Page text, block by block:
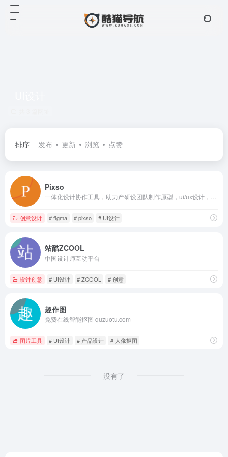
排序 发布 更新 浏览 点赞
Pixso
创意设计 # figma # pixso # UI设计
站酷ZCOOL
中国设计师互动平台
设计创意 # UI设计 # ZCOOL # 创意
趣作图
免费在线智能抠图 quzuotu.com
图片工具 # UI设计 # 产品设计 # 人像抠图
没有了